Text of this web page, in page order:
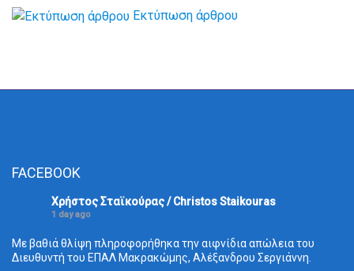
Εκτύπωση άρθρου
FACEBOOK
Χρήστος Σταϊκούρας / Christos Staikouras
1 day ago
Με βαθιά θλίψη πληροφορήθηκα την αιφνίδια απώλεια του
Διευθυντή του ΕΠΑΛ Μακρακώμης, Αλέξανδρου Σεργιάννη.